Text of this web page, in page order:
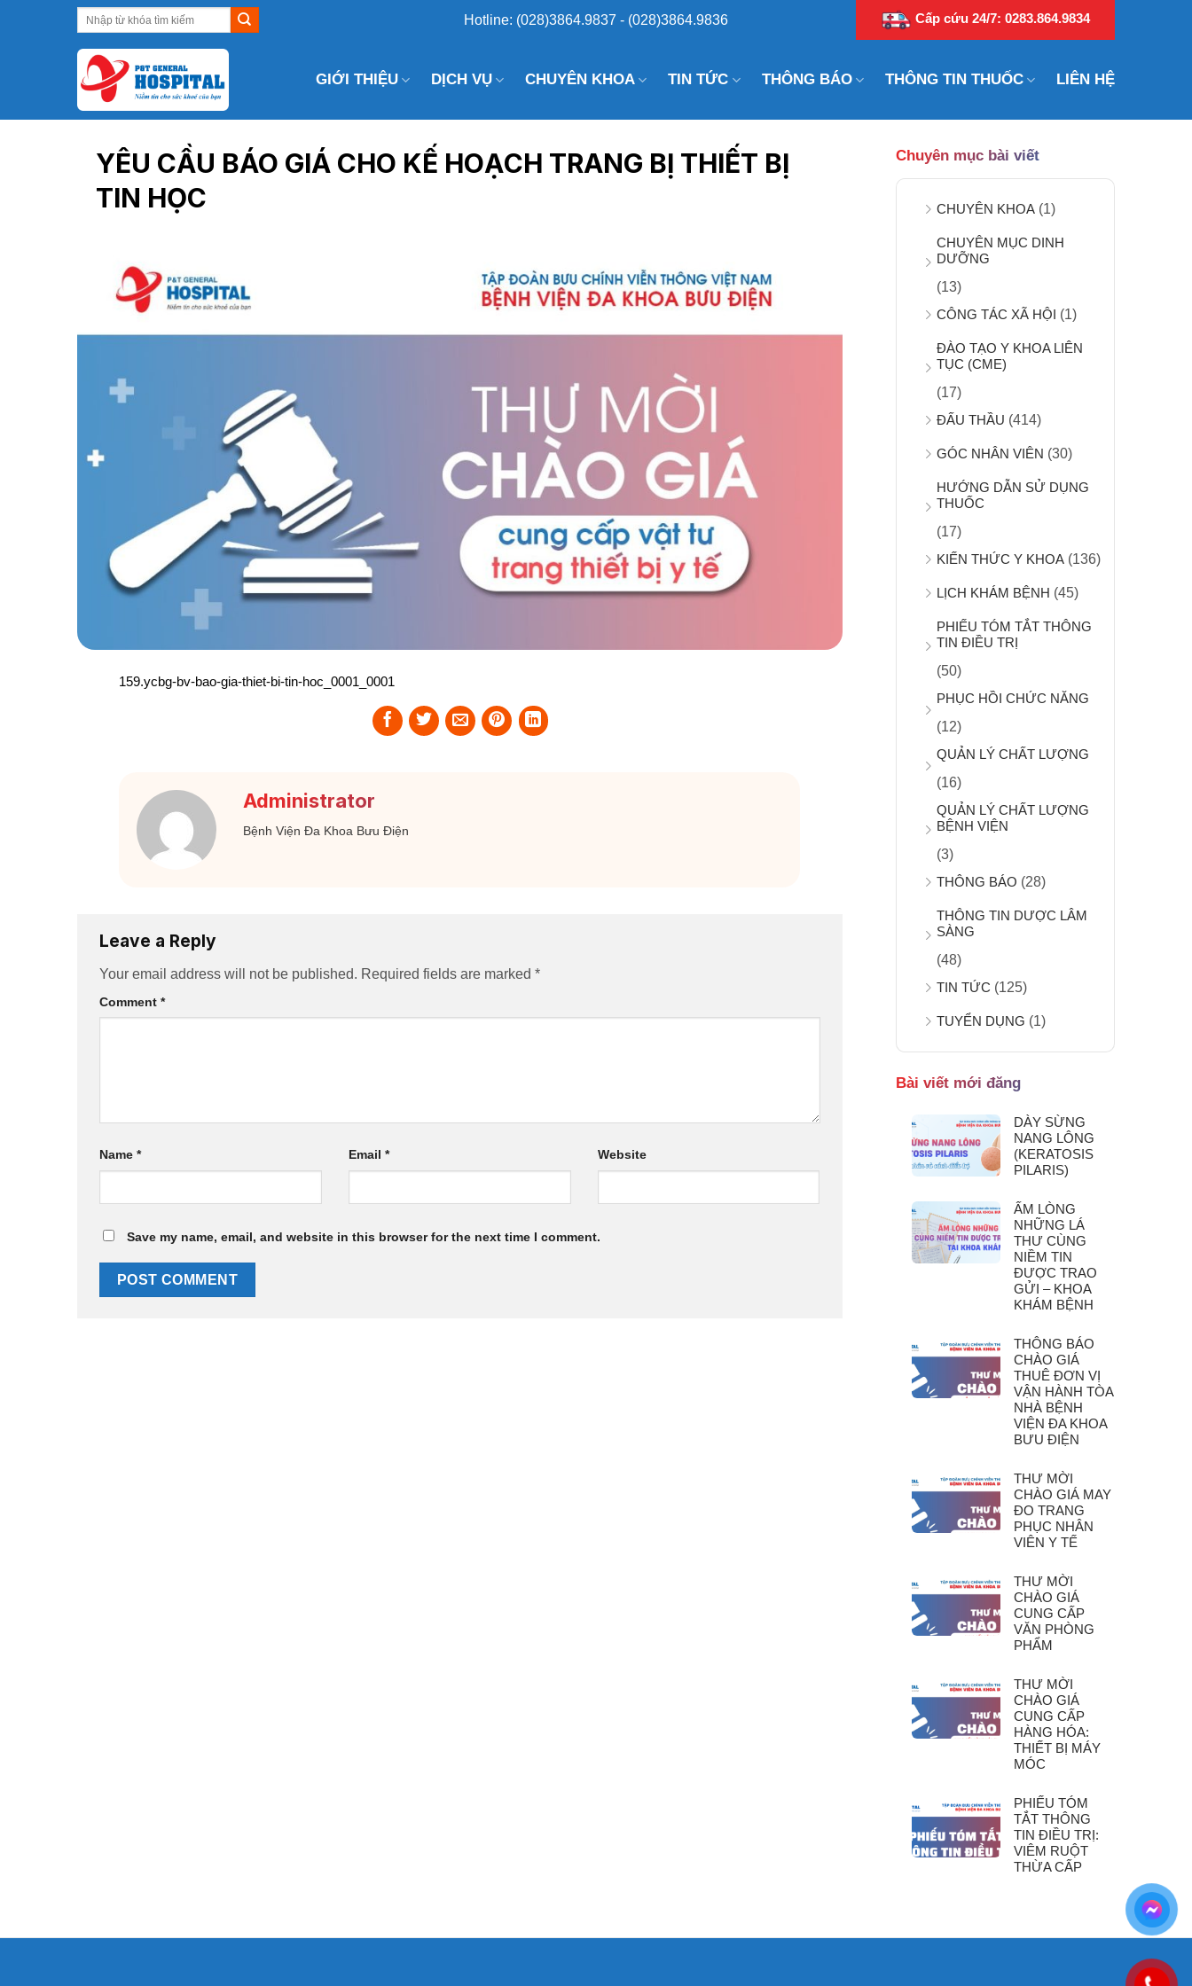
Hotline: (028)3864.9837 - (028)3864.9836 Cấp cứu 24/7: 0283.864.9834
GIỚI THIỆU DỊCH VỤ CHUYÊN KHOA TIN TỨC THÔNG BÁO THÔNG TIN THUỐC LIÊN HỆ
YÊU CẦU BÁO GIÁ CHO KẾ HOẠCH TRANG BỊ THIẾT BỊ
TIN HỌC
159.ycbg-bv-bao-gia-thiet-bi-tin-hoc_0001_0001
Administrator
Bệnh Viện Đa Khoa Bưu Điện
Leave a Reply
Your email address will not be published. Required fields are marked *
Comment *
Name * Email * Website
Save my name, email, and website in this browser for the next time I comment.
Chuyên mục bài viết
CHUYÊN KHOA(1)
CHUYÊN MỤC DINH
DƯỠNG
(13)
CÔNG TÁC XÃ HỘI (1)
ĐÀO TẠO Y KHOA LIÊN
TỤC (CME)
(17)
ĐẤU THẦU (414)
GÓC NHÂN VIÊN (30)
HƯỚNG DẪN SỬ DỤNG
THUỐC
(17)
KIẾN THỨC Y KHOA(136)
LỊCH KHÁM BỆNH (45)
PHIẾU TÓM TẮT THÔNG
TIN ĐIỀU TRỊ
(50)
PHỤC HỒI CHỨC NĂNG
(12)
QUẢN LÝ CHẤT LƯỢNG
(16)
QUẢN LÝ CHẤT LƯỢNG
BỆNH VIỆN
(3)
THÔNG BÁO (28)
THÔNG TIN DƯỢC LÂM
SÀNG
(48)
TIN TỨC (125)
TUYỂN DỤNG (1)
Bài viết mới đăng
DÀY SỪNG
NANG LÔNG
(KERATOSIS
PILARIS)
ẤM LÒNG
NHỮNG LÁ
THƯ CÙNG
NIỀM TIN
ĐƯỢC TRAO
GỬI – KHOA
KHÁM BỆNH
THÔNG BÁO
CHÀO GIÁ
THUÊ ĐƠN VỊ
VẬN HÀNH TÒA
NHÀ BỆNH
VIỆN ĐA KHOA
BƯU ĐIỆN
THƯ MỜI
CHÀO GIÁ MAY
ĐO TRANG
PHỤC NHÂN
VIÊN Y TẾ
THƯ MỜI
CHÀO GIÁ
CUNG CẤP
VĂN PHÒNG
PHẨM
THƯ MỜI
CHÀO GIÁ
CUNG CẤP
HÀNG HÓA:
THIẾT BỊ MÁY
MÓC
PHIẾU TÓM
TẮT THÔNG
TIN ĐIỀU TRỊ:
VIÊM RUỘT
THỪA CẤP